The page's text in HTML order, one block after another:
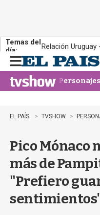
Temas del
día:
Relación Uruguay -
n
u
Personajes
EL PAÍS TVSHOW
Pico Mónaco
más de
"Prefiero